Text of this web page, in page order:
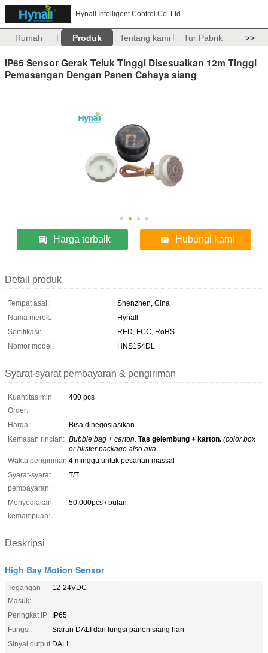
Hynall Intelligent Control Co. Ltd
Rumah Produk Tentang kami Tur Pabrik >>
IP65 Sensor Gerak Teluk Tinggi Disesuaikan 12m Tinggi
Pemasangan Dengan Panen Cahaya siang
Harga terbaik Hubungi kami
Detail produk
Tempat asal:
Shenzhen, Cina
Nama merek:
Hynall
Sertifikasi:
RED, FCC, RoHS
Nomor model:
HNS154DL
Syarat-syarat pembayaran & pengiriman
Kuantitas min
Order:
400 pcs
Harga:
Bisa dinegosiasikan
Kemasan rincian: Bubble bag + carton. Tas gelembung + karton. (color box
or blister package also ava
Waktu pengiriman:4 minggu untuk pesanan massal
Syarat-syarat
pembayaran:
T/T
Menyediakan
kemampuan:
50.000pcs / bulan
Deskripsi
High Bay Motion Sensor
Tegangan
Masuk:
12-24VDC
Peringkat IP: IP65
Fungsi:
Siaran DALI dan fungsi panen siang hari
Sinyal output:DALI